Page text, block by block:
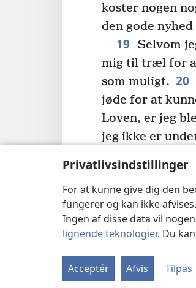
Privatlivsindstillinger
For at kunne give dig den
fungerer og kan ikke
Ingen af disse data vil
lignende teknologier. Du
Acceptér Afvis Tilpas
koster nogen
den gode
19 Selvom
mig til træl for
som muligt. 20
jøde for at
Loven, er jeg
jeg ikke er
underlagt
underlagt Loven
af Guds lov og
vinde dem der
For alle slags
vil gøre alt